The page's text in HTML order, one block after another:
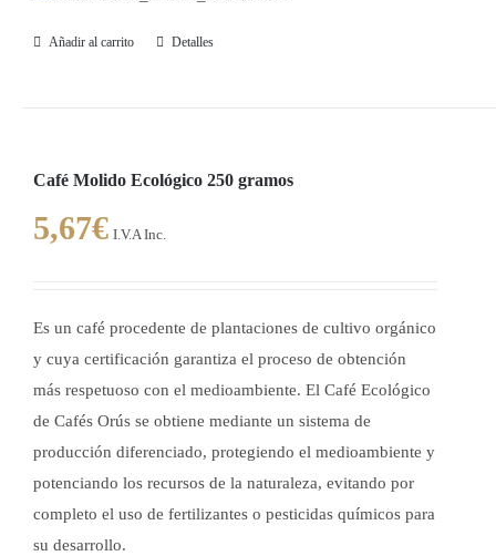
Añadir al carrito Detalles
Café Molido Ecológico 250 gramos
5,67€ I.V.A Inc.
Es un café procedente de plantaciones de cultivo orgánico
y cuya certificación garantiza el proceso de obtención
más respetuoso con el medioambiente. El Café Ecológico
de Cafés Orús se obtiene mediante un sistema de
producción diferenciado, protegiendo el medioambiente y
potenciando los recursos de la naturaleza, evitando por
completo el uso de fertilizantes o pesticidas químicos para
su desarrollo.